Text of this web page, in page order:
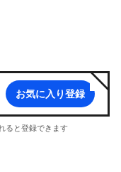
お気に入り登録
ると登録できます